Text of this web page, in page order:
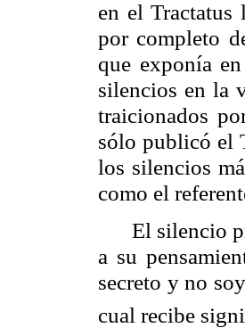
en elTractatus
por completo
que exponía
silencios en la
traicionados
sólo publicó el
los silencios
como el
El silencio
a su
secreto y no
cual recibe